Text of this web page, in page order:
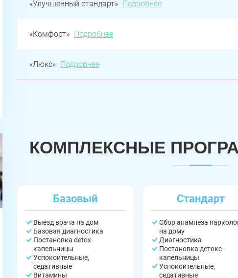
«Улучшенный стандарт» Подробнее
«Комфорт» Подробнее
«Люкс» Подробнее
КОМПЛЕКСНЫЕ
Базовый
Выезд врача на дом
Базовая диагностика
Постановка detox
капельницы
Успокоительные,
седативные
Витамины
Стандарт
Сбор анамнеза
на дому
Диагностика
Постановка детокс-
капельницы
Успокоительные,
седативные
ПОЛУЧИТЬ ПОМОЩЬ
ПОЛУЧИТЬ ПОМОЩЬ
Касли Роза Челябинск
Первомайский Карабаш Юрюзань
Верхнеуральск Локомотивный Миньяр
ПОЛУЧИТЬ ПОМОЩЬ